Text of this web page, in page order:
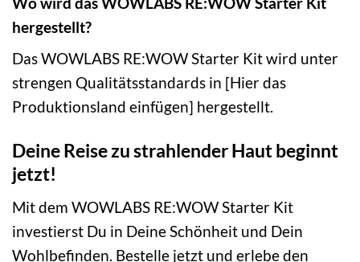
hergestellt?
Das WOWLABS RE:WOW Starter Kit wird unter
strengen Qualitätsstandards in [Hier das
Produktionsland einfügen] hergestellt.
Deine Reise zu strahlender Haut beginnt
jetzt!
Mit dem WOWLABS RE:WOW Starter Kit
investierst Du in Deine Schönheit und Dein
Wohlbefinden. Bestelle jetzt und erlebe den